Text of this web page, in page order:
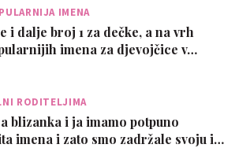
IMENA
i dalje broj 1 za dečke, a na vrh
imena za djevojčice v…
RODITELJIMA
blizanka i ja imamo potpuno
imena i zato smo zadržale svoju i…